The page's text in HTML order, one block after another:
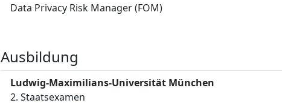
Data Privacy Risk Manager (FOM)
Ausbildung
Ludwig-Maximilians-Universität München
2. Staatsexamen